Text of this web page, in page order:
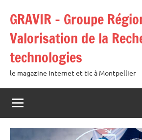
contenu
GRAVIR – Groupe
Valorisation de la
technologies
le magazine Internet et tic à Montpellier